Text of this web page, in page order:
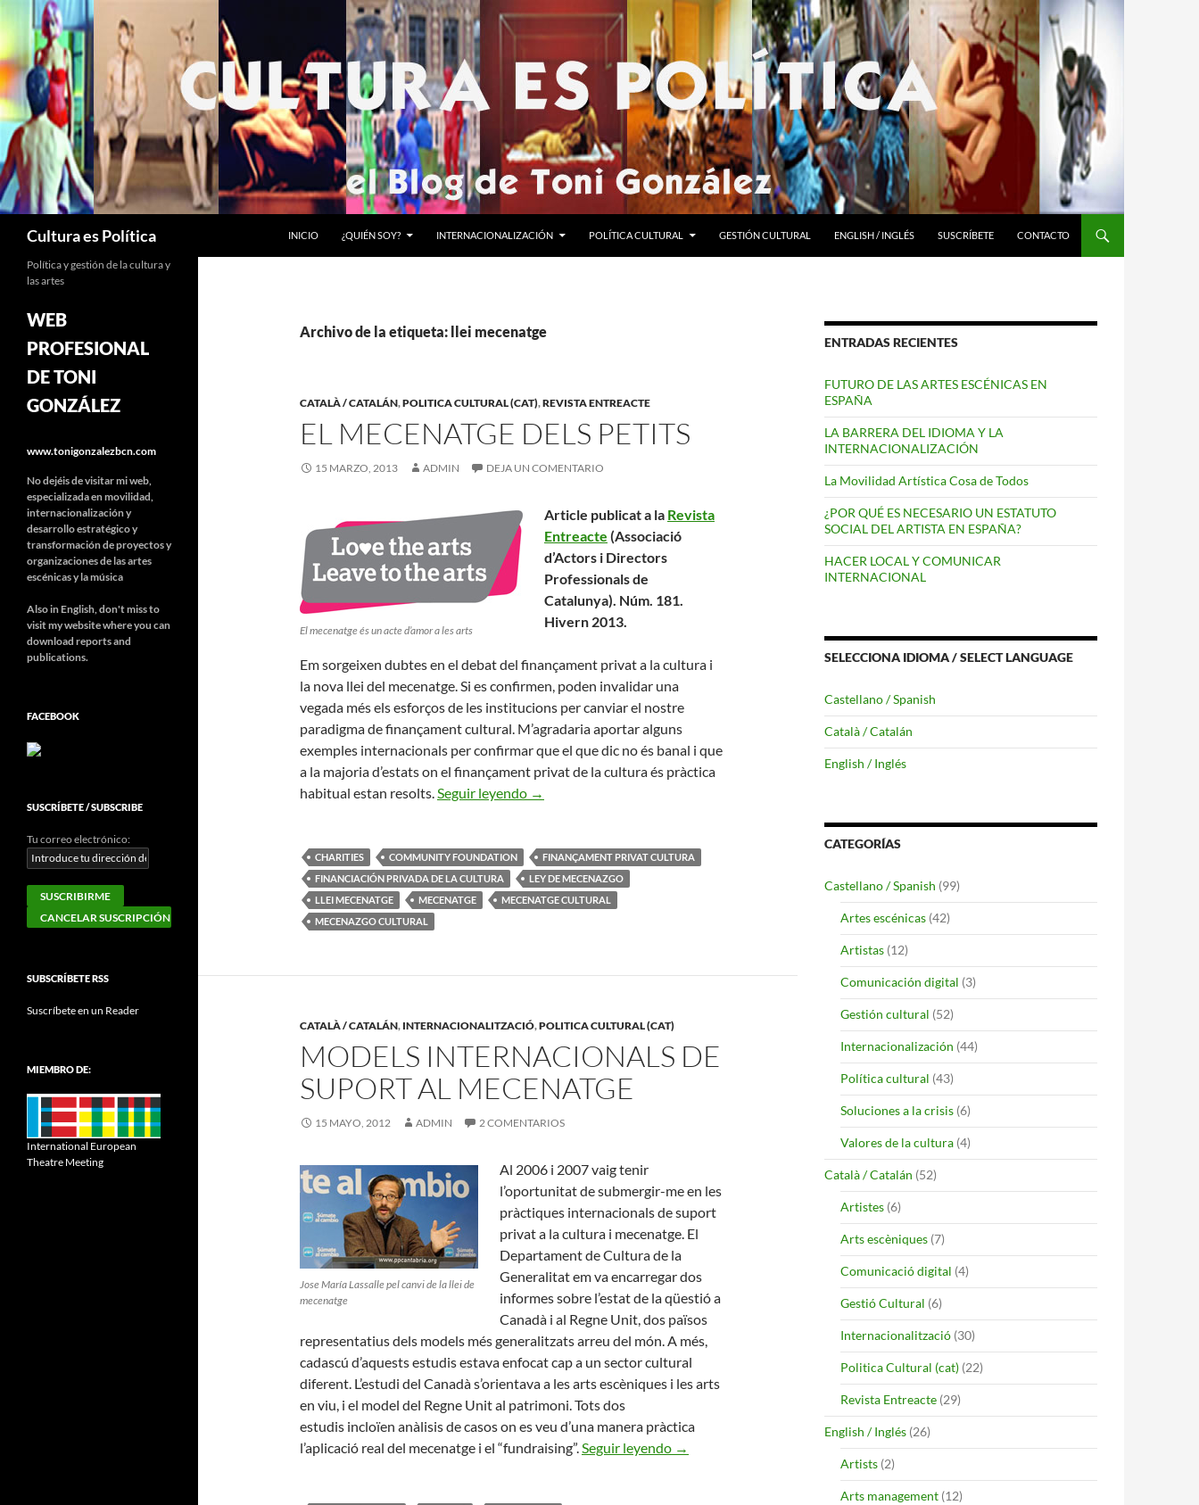
Saltar
contenido
Cultura es Política INICIO ¿QUIÉN SOY? INTERNACIONALIZACIÓN POLÍTICA CULTURAL GESTIÓN CULTURAL ENGLISH / INGLÉS SUSCRÍBETE CONTACTO
Archivo de la etiqueta: llei mecenatge
CATALÀ / CATALÁN,POLITICA CULTURAL (CAT),REVISTA ENTREACTE
EL MECENATGE DELS PETITS
15 MARZO, 2013 ADMIN DEJA UN COMENTARIO
El mecenatge és un acte d’amor a les arts
Article publicat a la Revista
Entreacte (Associació
d’Actors i Directors
Professionals de
Catalunya). Núm. 181.
Hivern 2013.
Em sorgeixen dubtes en el debat del finançament privat a la cultura i
la nova llei del mecenatge. Si es confirmen, poden invalidar una
vegada més els esforços de les institucions per canviar el nostre
paradigma de finançament cultural. M’agradaria aportar alguns
exemples internacionals per confirmar que el que dic no és banal i que
a la majoria d’estats on el finançament privat de la cultura és pràctica
habitual estan resolts.Seguir leyendo El Mecenatge dels Petits
→
CHARITIES COMMUNITY FOUNDATION
FINANÇAMENT PRIVAT CULTURA
FINANCIACIÓN PRIVADA DE LA CULTURA
LEY DE MECENAZGO
LLEI MECENATGE
MECENATGE
MECENATGE CULTURAL
MECENAZGO CULTURAL
CATALÀ / CATALÁN, INTERNACIONALITZACIÓ,POLITICA CULTURAL (CAT)
MODELS INTERNACIONALS DE
SUPORT AL MECENATGE
15 MAYO, 2012 ADMIN 2 COMENTARIOS
Jose María Lassalle pel canvi de la llei de
mecenatge
Al 2006 i 2007 vaig tenir
l’oportunitat de submergir-me en les
pràctiques internacionals de suport
privat a la cultura i mecenatge. El
Departament de Cultura de la
Generalitat em va encarregar dos
informes sobre l’estat de la qüestió a
Canadà i al Regne Unit, dos països
representatius dels models més generalitzats arreu del món. A més,
cadascú d’aquests estudis estava enfocat cap a un sector cultural
diferent. L’estudi del Canadà s’orientava a les arts escèniques i les arts
en viu, i el model del Regne Unit al patrimoni. Tots dos
estudis incloïen anàlisis de casos on es veu d’una manera pràctica
l’aplicació real del mecenatge i el “fundraising”.Seguir leyendo Models Internacionals de Suport al Mecenatge
→
ENTRADAS RECIENTES
FUTURO DE LAS ARTES ESCÉNICAS EN
ESPAÑA
LA BARRERA DEL IDIOMA Y LA
INTERNACIONALIZACIÓN
La Movilidad Artística Cosa de Todos
¿POR QUÉ ES NECESARIO UN ESTATUTO
SOCIAL DEL ARTISTA EN ESPAÑA?
HACER LOCAL Y COMUNICAR
INTERNACIONAL
SELECCIONA IDIOMA / SELECT LANGUAGE
Castellano / Spanish
Català / Catalán
English / Inglés
CATEGORÍAS
Castellano / Spanish (99)
Artes escénicas (42)
Artistas (12)
Comunicación digital (3)
Gestión cultural (52)
Internacionalización (44)
Política cultural (43)
Soluciones a la crisis (6)
Valores de la cultura (4)
Català / Catalán (52)
Artistes (6)
Arts escèniques (7)
Comunicació digital (4)
Gestió Cultural (6)
Internacionalització (30)
Politica Cultural (cat) (22)
Revista Entreacte (29)
English / Inglés (26)
Artists (2)
Arts management (12)
Política y gestión de la cultura y
las artes
WEB
PROFESIONAL
DE TONI
GONZÁLEZ
www.tonigonzalezbcn.com
No dejéis de visitar mi web,
especializada en movilidad,
internacionalización y
desarrollo estratégico y
transformación de proyectos y
organizaciones de las artes
escénicas y la música
Also in English, don't miss to
visit my website where you can
download reports and
publications.
FACEBOOK
SUSCRÍBETE / SUBSCRIBE
Tu correo electrónico:
SUBSCRÍBETE RSS
Suscríbete en un Reader
MIEMBRO DE:
International European
Theatre Meeting